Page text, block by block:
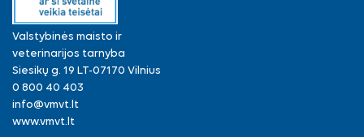
Valstybinės maisto ir
veterinarijos tarnyba
Siesikų g. 19 LT-07170 Vilnius
0 800 40 403
info@vmvt.lt
www.vmvt.lt